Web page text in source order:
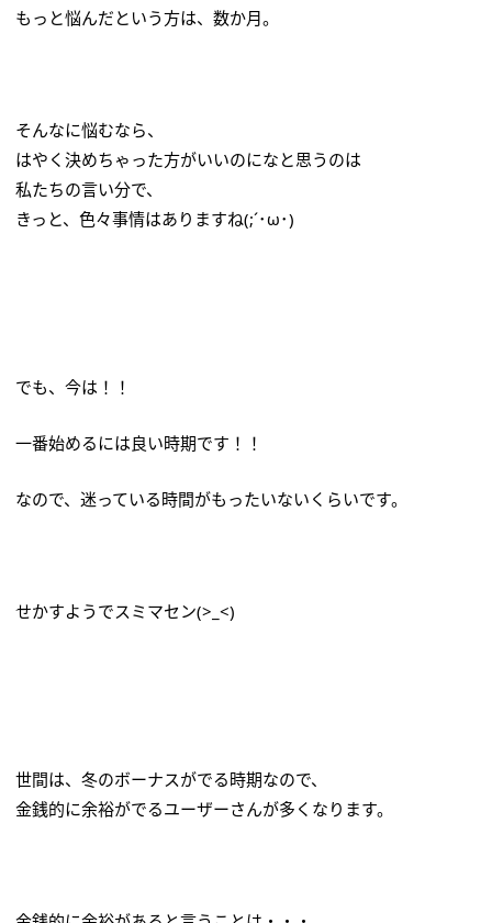
もっと悩んだという方は、数か月。
そんなに悩むなら、
はやく決めちゃった方がいいのになと思うのは
私たちの言い分で、
きっと、色々事情はありますね(;´･ω･)
でも、今は！！
一番始めるには良い時期です！！
なので、迷っている時間がもったいないくらいです。
せかすようでスミマセン(>_<)
世間は、冬のボーナスがでる時期なので、
金銭的に余裕がでるユーザーさんが多くなります。